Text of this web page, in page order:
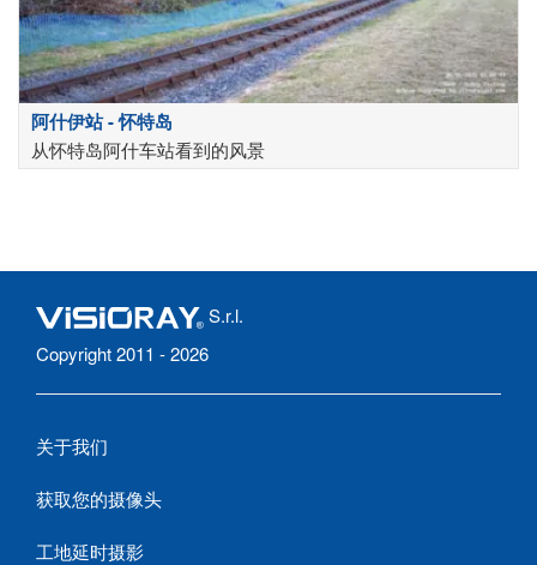
阿什伊站 - 怀特岛
从怀特岛阿什车站看到的风景
S.r.l.
Copyright 2011 - 2026
关于我们
获取您的摄像头
工地延时摄影